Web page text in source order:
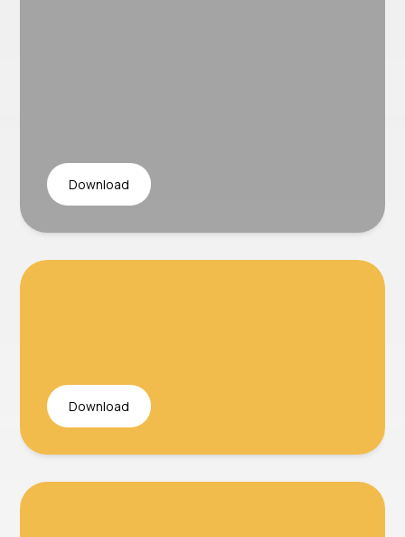
Download
Download